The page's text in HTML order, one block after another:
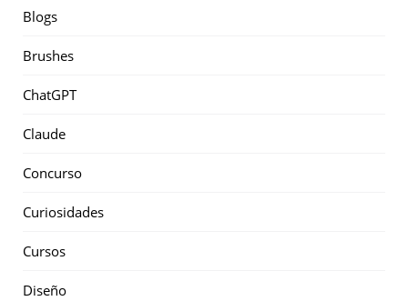
Blogs
Brushes
ChatGPT
Claude
Concurso
Curiosidades
Cursos
Diseño